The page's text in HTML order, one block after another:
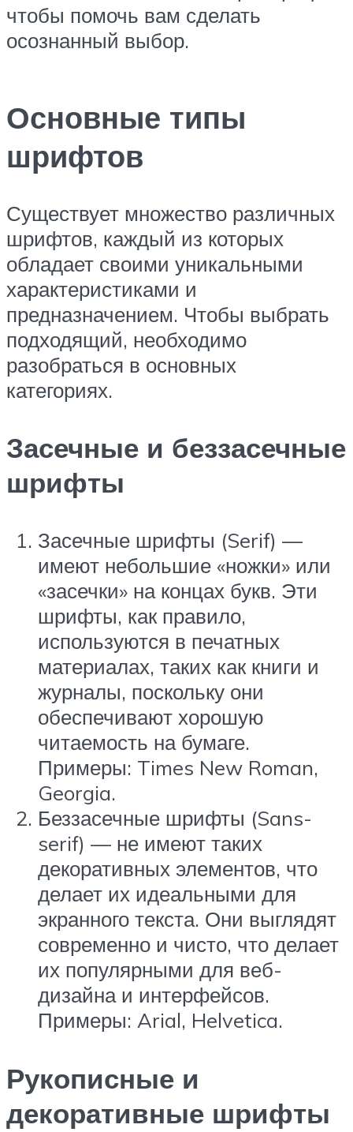
чтобы помочь вам сделать
осознанный выбор.
Основные типы
шрифтов
Существует множество различных
шрифтов, каждый из которых
обладает своими уникальными
характеристиками и
предназначением. Чтобы выбрать
подходящий, необходимо
разобраться в основных
категориях.
Засечные и беззасечные
шрифты
Засечные шрифты (Serif) —
имеют небольшие «ножки» или
«засечки» на концах букв. Эти
шрифты, как правило,
используются в печатных
материалах, таких как книги и
журналы, поскольку они
обеспечивают хорошую
читаемость на бумаге.
Примеры: Times New Roman,
Georgia.
Беззасечные шрифты (Sans-
serif) — не имеют таких
декоративных элементов, что
делает их идеальными для
экранного текста. Они выглядят
современно и чисто, что делает
их популярными для веб-
дизайна и интерфейсов.
Примеры: Arial, Helvetica.
Рукописные и
декоративные шрифты